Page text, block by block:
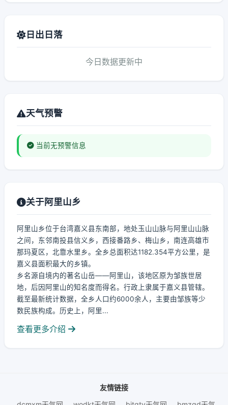
日出日落
今日数据更新中
天气预警
当前无预警信息
关于阿里山乡
阿里山乡位于台湾嘉义县东南部，地处玉山山脉与阿里山山脉
之间，东邻南投县信义乡，西接番路乡、梅山乡，南连高雄市
那玛夏区，北靠水里乡。全乡总面积达1182.354平方公里，是
嘉义县面积最大的乡镇。
乡名源自境内的著名山岳——阿里山，该地区原为邹族世居
地，后因阿里山的知名度而得名。行政上隶属于嘉义县管辖。
截至最新统计数据，全乡人口约6000余人，主要由邹族等少
数民族构成。历史上，阿里...
查看更多介绍
友情链接